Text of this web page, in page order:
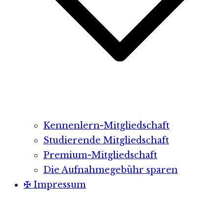
Kennenlern-Mitgliedschaft
Studierende Mitgliedschaft
Premium-Mitgliedschaft
Die Aufnahmegebühr sparen
✠ Impressum